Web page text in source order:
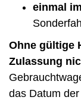
einmal
Ohne gültige
Zulassung
das Datum